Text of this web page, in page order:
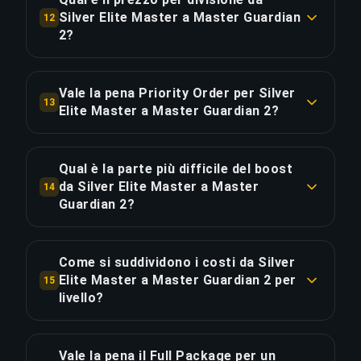
COPIA LINK
12 Silver Elite Master a Master Guardian
2?
2 costa €5.35 per divisione su 6 divisioni. Totale:
€32.08.
13
Vale la pena Priority Order per Silver
Elite Master a Master Guardian 2?
consegna del 25% più rapida, risparmiando circa
8 ore. Equivale a €0.80 per ora risparmiata.
COPIA LINK
14
Qual è la parte più difficile del boost
da Silver Elite Master a Master
Guardian 2?
Master Guardian 1, 1.75x più difficile delle
divisioni iniziali vicino a Silver Elite Master. I
nostri global elite players vincono molto più
rank per garantire una progressione costante.
15
Come si suddividono i costi da Silver
Elite Master a Master Guardian 2 per
livello?
Master (1 div., 13% del costo, €4.01); Gold Nova
Vale la pena il Full Package per un